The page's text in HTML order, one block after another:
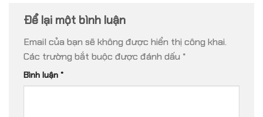
Để lại một bình luận
Email của bạn sẽ không được hiển thị công khai.
Các trường bắt buộc được đánh dấu *
Bình luận *